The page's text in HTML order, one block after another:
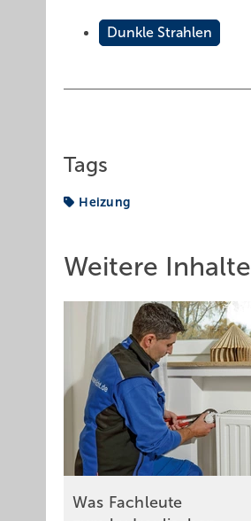
Dunkle Strahlen
Tags
Heizung
Weitere Inhalte
Was Fachleute